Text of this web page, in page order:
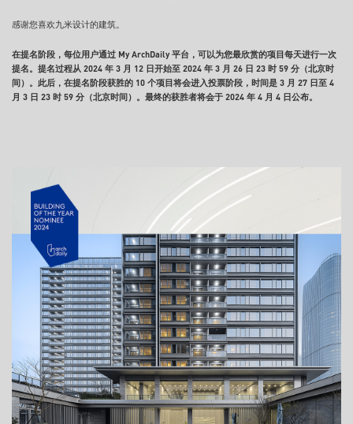
感谢您喜欢九米设计的建筑。
在提名阶段，每位用户通过 My ArchDaily 平台，可以为您最欣赏的项目每天进行一次
提名。提名过程从 2024 年 3 月 12 日开始至 2024 年 3 月 26 日 23 时 59 分（北京时
间）。此后，在提名阶段获胜的 10 个项目将会进入投票阶段，时间是 3 月 27 日至 4
月 3 日 23 时 59 分（北京时间）。最终的获胜者将会于 2024 年 4 月 4 日公布。